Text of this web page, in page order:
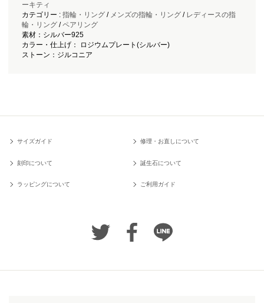
ーキティ
カテゴリー : 指輪・リング/ メンズの指輪・リング/ レディースの指
輪・リング/ペアリング
素材：シルバー925
カラー・仕上げ： ロジウムプレート(シルバー)
ストーン：ジルコニア
サイズガイド 修理・お直しについて
刻印について 誕生石について
ラッピングについて ご利用ガイド